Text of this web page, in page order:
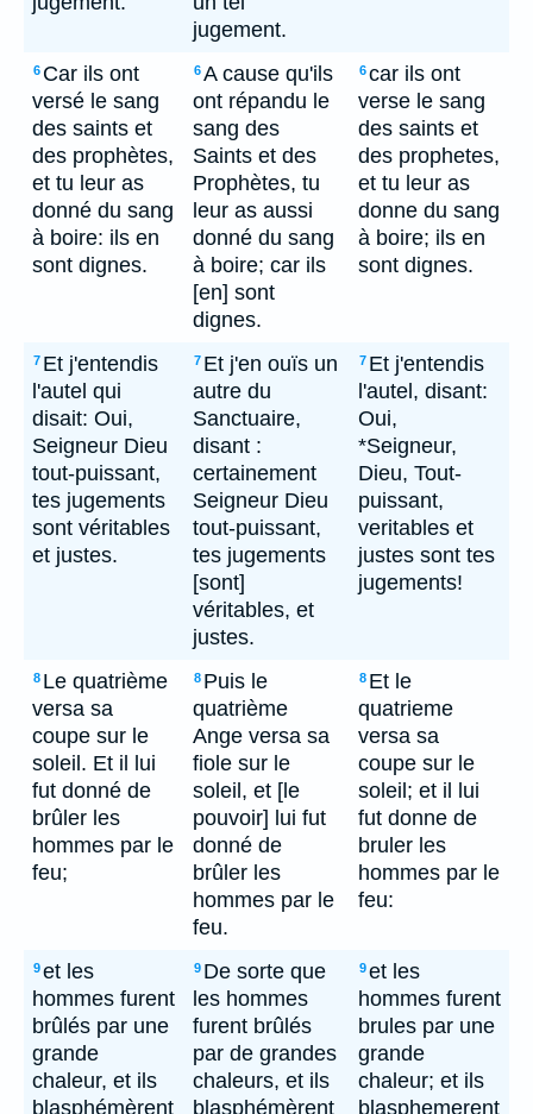
jugement.
6 Car ils ont
versé le sang
des saints et
des prophètes,
et tu leur as
donné du sang
à boire: ils en
sont dignes.
6A cause qu'ils
ont répandu le
sang des
Saints et des
Prophètes, tu
leur as aussi
donné du sang
à boire; car ils
[en] sont
dignes.
6car ils ont
verse le sang
des saints et
des prophetes,
et tu leur as
donne du sang
à boire; ils en
sont dignes.
7 Et j'entendis
l'autel qui
disait: Oui,
Seigneur Dieu
tout-puissant,
tes jugements
sont véritables
et justes.
7 Et j'en ouïs un
autre du
Sanctuaire,
disant :
certainement
Seigneur Dieu
tout-puissant,
tes jugements
[sont]
véritables, et
justes.
7 Et j'entendis
l'autel, disant:
Oui,
*Seigneur,
Dieu, Tout-
puissant,
veritables et
justes sont tes
jugements!
8 Le quatrième
versa sa
coupe sur le
soleil. Et il lui
fut donné de
brûler les
hommes par le
feu;
8 Puis le
quatrième
Ange versa sa
fiole sur le
soleil, et [le
pouvoir] lui fut
donné de
brûler les
hommes par le
feu.
8 Et le
quatrieme
versa sa
coupe sur le
soleil; et il lui
fut donne de
bruler les
hommes par le
feu:
9et les
hommes furent
brûlés par une
grande
chaleur, et ils
blasphémèrent
9 De sorte que
les hommes
furent brûlés
par de grandes
chaleurs, et ils
blasphémèrent
9et les
hommes furent
brules par une
grande
chaleur; et ils
blasphemerent